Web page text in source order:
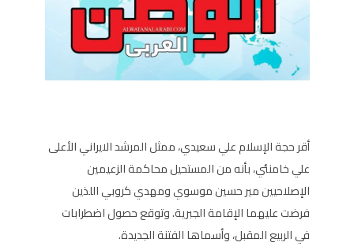
أقر حجة الإسلام علي سعيدي، ممثل المرشد الايراني الأعلى
علي خامنئي، بأنه من المستحيل محاكمة الزعيمين
الإصلاحيين مير حسين موسوي ومهدي كروبي اللذين
فرضت عليهما الإقامة الجبرية. وتوقع حصول اضطرابات
في الربيع المقبل، وأسماها الفتنة الجديدة.